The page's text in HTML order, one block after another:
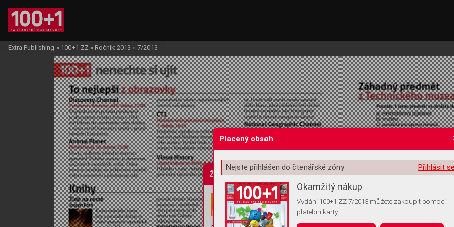
Žádost o souhlas s ukládáním volitelných informací
Extra Publishing » 100+1 ZZ » Ročník 2013 » 7/2013
Placený obsah
Přihlásit
Nejste přihlášen do čtenářské zóny
Okamžitý nákup
Vydání 100+1 ZZ 7/2013 můžete zakoupit pomocí
platební karty